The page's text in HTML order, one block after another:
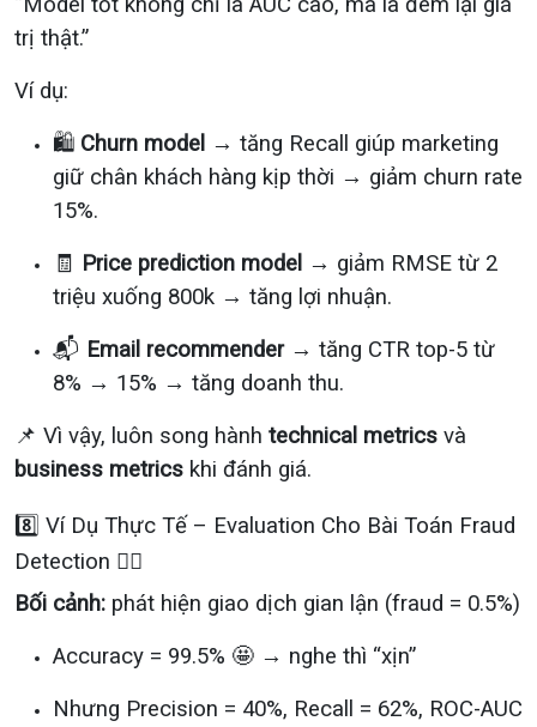
trị thật.”
Ví dụ:
🛍️ Churn model → tăng Recall giúp marketing
giữ chân khách hàng kịp thời → giảm churn rate
15%.
🧾 Price prediction model → giảm RMSE từ 2
triệu xuống 800k → tăng lợi nhuận.
📬 Email recommender→ tăng CTR top-5 từ
8% → 15% → tăng doanh thu.
📌 Vì vậy, luôn song hành technical metrics và
business metrics khi đánh giá.
8️⃣ Ví Dụ Thực Tế – Evaluation Cho Bài Toán Fraud
Detection 🕵️‍♂️
Bối cảnh: phát hiện giao dịch gian lận (fraud = 0.5%)
Accuracy = 99.5% 🤩 → nghe thì “xịn”
Nhưng Precision = 40%, Recall = 62%, ROC-AUC